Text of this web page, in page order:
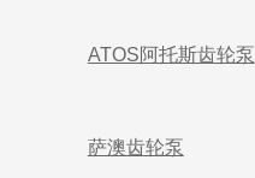
ATOS阿托斯齿轮泵
萨澳齿轮泵